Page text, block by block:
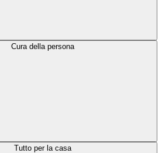
Cura della persona
Tutto per la casa